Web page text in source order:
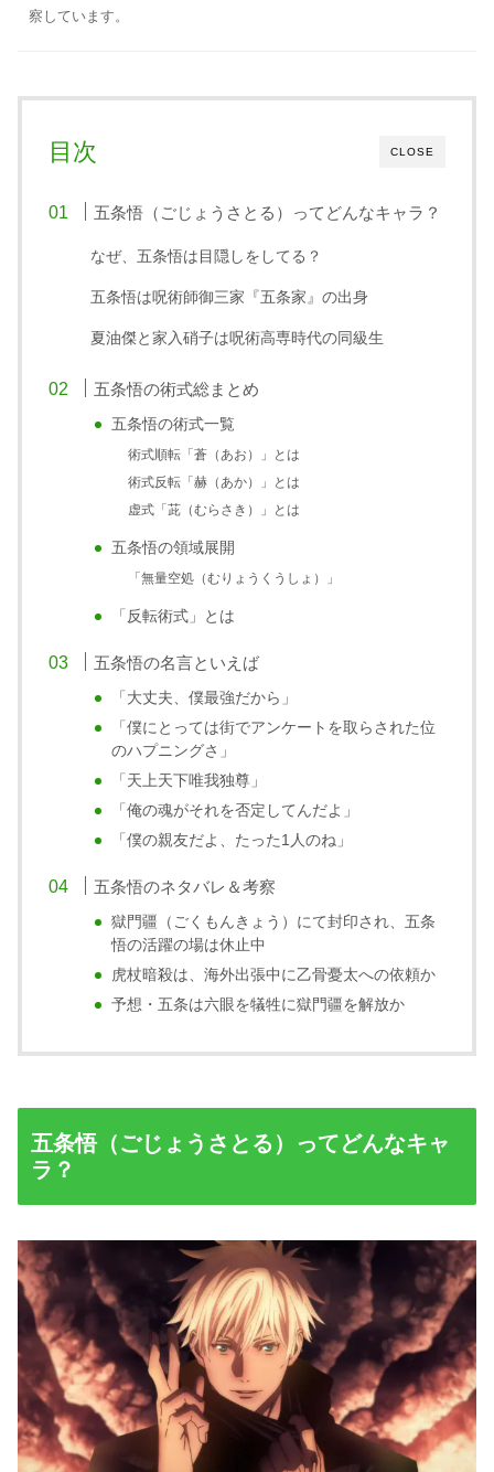
察しています。
CLOSE
目次
五条悟（ごじょうさとる）ってどんなキャラ？
なぜ、五条悟は目隠しをしてる？
五条悟は呪術師御三家『五条家』の出身
夏油傑と家入硝子は呪術高専時代の同級生
五条悟の術式総まとめ
五条悟の術式一覧
術式順転「蒼（あお）」とは
術式反転「赫（あか）」とは
虚式「茈（むらさき）」とは
五条悟の領域展開
「無量空処（むりょうくうしょ）」
「反転術式」とは
五条悟の名言といえば
「大丈夫、僕最強だから」
「僕にとっては街でアンケートを取らされた位
のハプニングさ」
「天上天下唯我独尊」
「俺の魂がそれを否定してんだよ」
「僕の親友だよ、たった1人のね」
五条悟のネタバレ＆考察
獄門疆（ごくもんきょう）にて封印され、五条
悟の活躍の場は休止中
虎杖暗殺は、海外出張中に乙骨憂太への依頼か
予想・五条は六眼を犠牲に獄門疆を解放か
五条悟（ごじょうさとる）ってどんなキャ
ラ？